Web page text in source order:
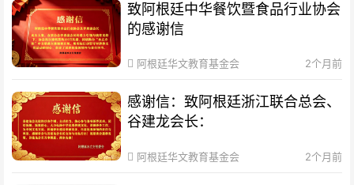
致阿根廷中华餐饮暨食品行业协会
的感谢信
阿根廷华文教育基金会 2个月前
感谢信：致阿根廷浙江联合总会、
谷建龙会长：
阿根廷华文教育基金会 2个月前